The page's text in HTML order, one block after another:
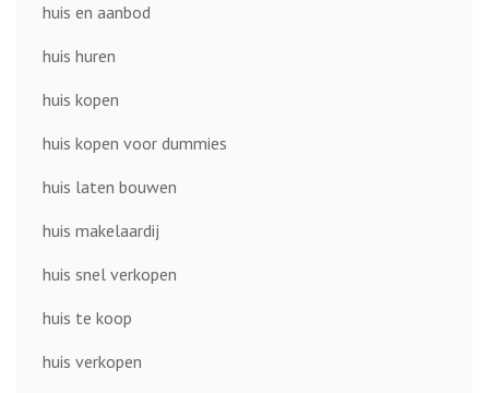
huis en aanbod
huis huren
huis kopen
huis kopen voor dummies
huis laten bouwen
huis makelaardij
huis snel verkopen
huis te koop
huis verkopen